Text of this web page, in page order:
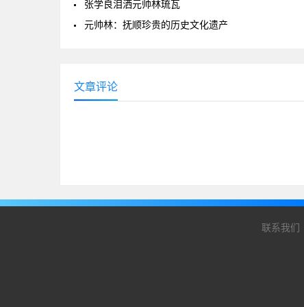
张学良泪洒元帅林琉瓦
元帅林：抚顺珍贵的历史文化遗产
文章评论
联系我们